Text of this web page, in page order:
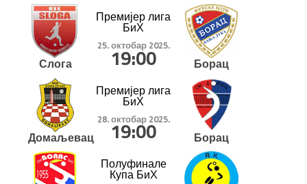
Слога
Премијер лига
БиХ
25. октобар 2025.
19:00 Борац
Домаљевац
Премијер лига
БиХ
28. октобар 2025.
19:00 Борац
Полуфинале
Купа БиХ